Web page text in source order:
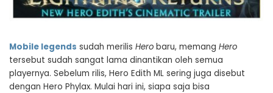
Mobile legends sudah merilis Hero baru, memang Hero
tersebut sudah sangat lama dinantikan oleh semua
playernya. Sebelum rilis, Hero Edith ML sering juga disebut
dengan Hero Phylax. Mulai hari ini, siapa saja bisa